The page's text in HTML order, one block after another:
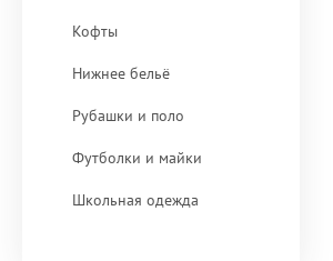
Кофты
Нижнее бельё
Рубашки и поло
Футболки и майки
Школьная одежда